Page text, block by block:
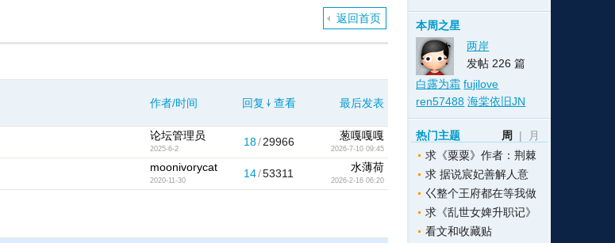
n n l
e
室
返回首页
作者/时间 回复 查看 最后发表
论坛管理员
2025-6-2
18/ 29966 葱嘎嘎嘎
2026-7-10 09:45
moonivorycat
2020-11-30
14/53311 水薄荷
2026-2-16 06:20
本周之星
两岸
发帖 226 篇
白露为霜 fujilove
ren57488 海棠依旧JN
周 | 月
热门主题
求《粟粟》作者：荆棘
求 据说宸妃善解人意
巜整个王府都在等我做
求《乱世女婢升职记》
看文和收藏贴